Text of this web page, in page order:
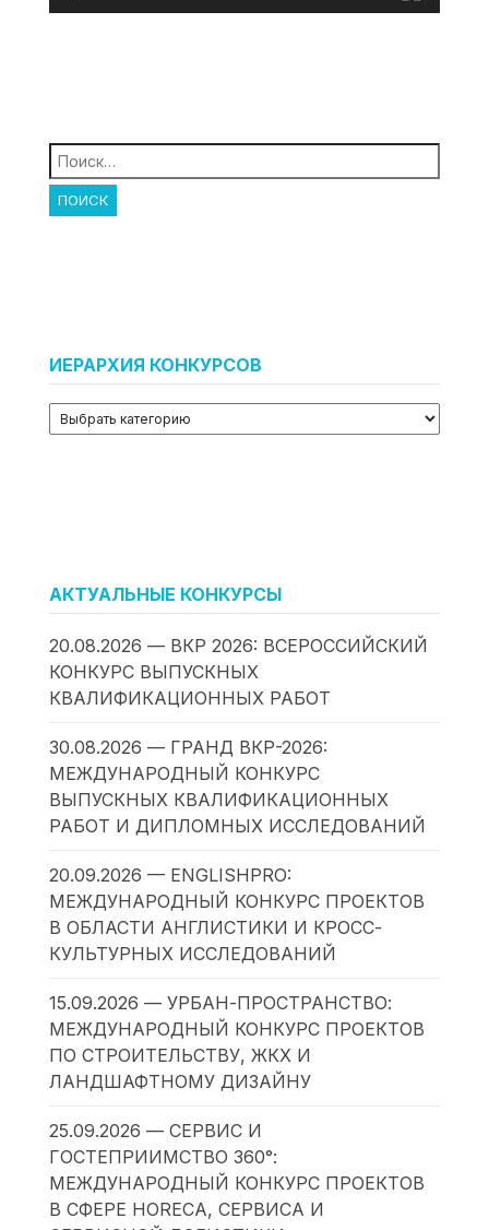
Найти:
ИЕРАРХИЯ КОНКУРСОВ
АКТУАЛЬНЫЕ КОНКУРСЫ
20.08.2026 — ВКР 2026: ВСЕРОССИЙСКИЙ
КОНКУРС ВЫПУСКНЫХ
КВАЛИФИКАЦИОННЫХ РАБОТ
30.08.2026 — ГРАНД ВКР-2026:
МЕЖДУНАРОДНЫЙ КОНКУРС
ВЫПУСКНЫХ КВАЛИФИКАЦИОННЫХ
РАБОТ И ДИПЛОМНЫХ ИССЛЕДОВАНИЙ
20.09.2026 — ENGLISHPRO:
МЕЖДУНАРОДНЫЙ КОНКУРС ПРОЕКТОВ
В ОБЛАСТИ АНГЛИСТИКИ И КРОСС-
КУЛЬТУРНЫХ ИССЛЕДОВАНИЙ
15.09.2026 — УРБАН-ПРОСТРАНСТВО:
МЕЖДУНАРОДНЫЙ КОНКУРС ПРОЕКТОВ
ПО СТРОИТЕЛЬСТВУ, ЖКХ И
ЛАНДШАФТНОМУ ДИЗАЙНУ
25.09.2026 — СЕРВИС И
ГОСТЕПРИИМСТВО 360°:
МЕЖДУНАРОДНЫЙ КОНКУРС ПРОЕКТОВ
В СФЕРЕ HORECA, СЕРВИСА И